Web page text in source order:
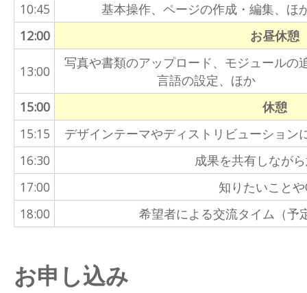
10:45
基本操作、ページの作成・編集、ほ
12:00
お昼休憩
13:00
写真や書類のアップロード、モジュールの
言語の設定、ほか
15:00
休憩
15:15
デザインテーマやディストリビューション
16:30
成果を共有しなが
17:00
知りたいこと
18:00
希望者による交流タイム（予
お申し込み